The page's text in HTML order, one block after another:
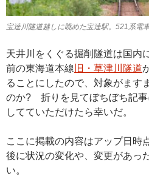
宝達川隧道越しに眺めた宝達駅。521系電
天井川をくぐる掘削隧道は国内
前の東海道本線 旧・草津川隧道
ることにしたので、対象がます
のか? 折りを見てぼちぼち記事
してていただけたら幸いだ。
ここに掲載の内容はアップ日時
後に状況の変化や、変更があっ
い。